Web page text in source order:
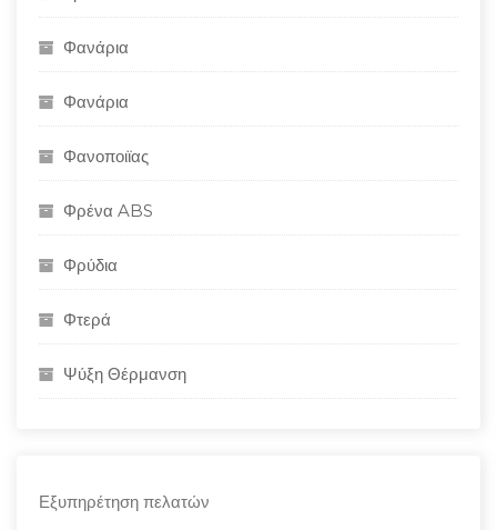
Φανάρια
Φανάρια
Φανοποιϊας
Φρένα ABS
Φρύδια
Φτερά
Ψύξη Θέρμανση
Εξυπηρέτηση πελατών